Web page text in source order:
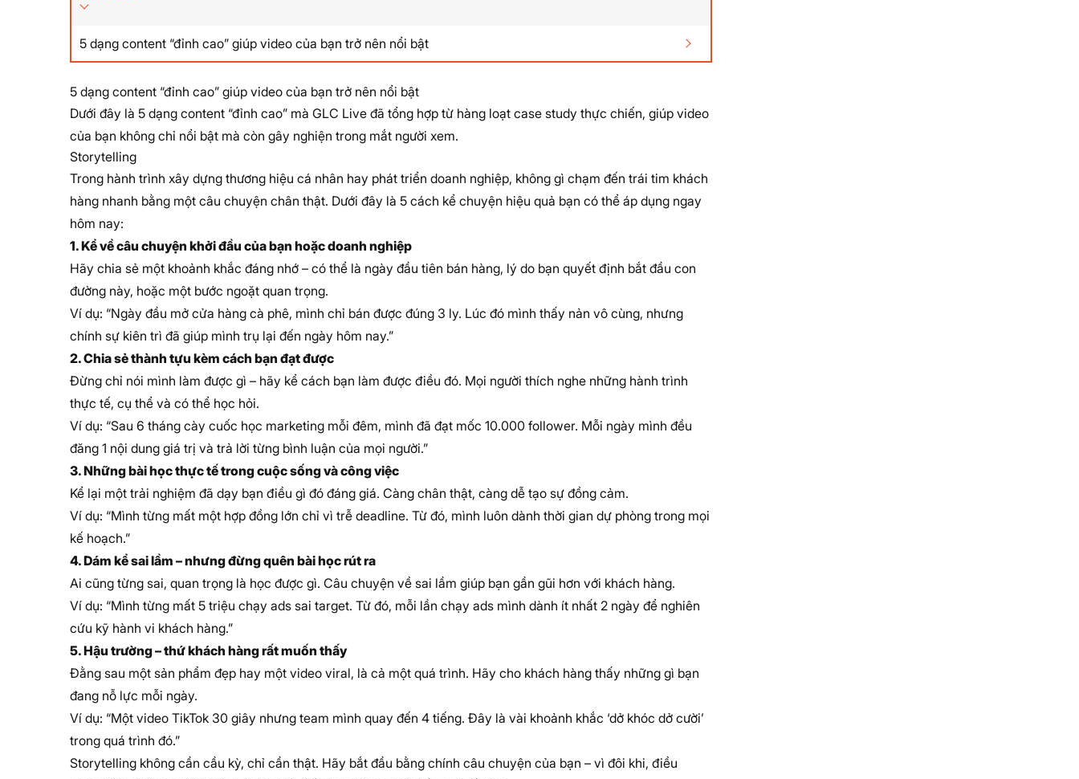
5 dạng content “đỉnh cao” giúp video của bạn trở nên nổi bật
5 dạng content “đỉnh cao” giúp video của bạn trở nên nổi bật
Dưới đây là 5 dạng content “đỉnh cao” mà GLC Live đã tổng hợp từ hàng loạt case study thực chiến, giúp video
của bạn không chỉ nổi bật mà còn gây nghiện trong mắt người xem.
Storytelling
Trong hành trình xây dựng thương hiệu cá nhân hay phát triển doanh nghiệp, không gì chạm đến trái tim khách
hàng nhanh bằng một câu chuyện chân thật. Dưới đây là 5 cách kể chuyện hiệu quả bạn có thể áp dụng ngay
hôm nay:
1. Kể về câu chuyện khởi đầu của bạn hoặc doanh nghiệp
Hãy chia sẻ một khoảnh khắc đáng nhớ – có thể là ngày đầu tiên bán hàng, lý do bạn quyết định bắt đầu con
đường này, hoặc một bước ngoặt quan trọng.
Ví dụ: “Ngày đầu mở cửa hàng cà phê, mình chỉ bán được đúng 3 ly. Lúc đó mình thấy nản vô cùng, nhưng
chính sự kiên trì đã giúp mình trụ lại đến ngày hôm nay.”
2. Chia sẻ thành tựu kèm cách bạn đạt được
Đừng chỉ nói mình làm được gì – hãy kể cách bạn làm được điều đó. Mọi người thích nghe những hành trình
thực tế, cụ thể và có thể học hỏi.
Ví dụ: “Sau 6 tháng cày cuốc học marketing mỗi đêm, mình đã đạt mốc 10.000 follower. Mỗi ngày mình đều
đăng 1 nội dung giá trị và trả lời từng bình luận của mọi người.”
3. Những bài học thực tế trong cuộc sống và công việc
Kể lại một trải nghiệm đã dạy bạn điều gì đó đáng giá. Càng chân thật, càng dễ tạo sự đồng cảm.
Ví dụ: “Mình từng mất một hợp đồng lớn chỉ vì trễ deadline. Từ đó, mình luôn dành thời gian dự phòng trong mọi
kế hoạch.”
4. Dám kể sai lầm – nhưng đừng quên bài học rút ra
Ai cũng từng sai, quan trọng là học được gì. Câu chuyện về sai lầm giúp bạn gần gũi hơn với khách hàng.
Ví dụ: “Mình từng mất 5 triệu chạy ads sai target. Từ đó, mỗi lần chạy ads mình dành ít nhất 2 ngày để nghiên
cứu kỹ hành vi khách hàng.”
5. Hậu trường – thứ khách hàng rất muốn thấy
Đằng sau một sản phẩm đẹp hay một video viral, là cả một quá trình. Hãy cho khách hàng thấy những gì bạn
đang nỗ lực mỗi ngày.
Ví dụ: “Một video TikTok 30 giây nhưng team mình quay đến 4 tiếng. Đây là vài khoảnh khắc ‘dở khóc dở cười’
trong quá trình đó.”
Storytelling không cần cầu kỳ, chỉ cần thật. Hãy bắt đầu bằng chính câu chuyện của bạn – vì đôi khi, điều